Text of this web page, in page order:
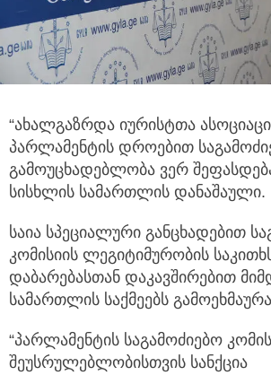
“ახალგაზრდა იურისტთა
პარლამენტის დროებით
გამოუცხადებლობა ვერ
სისხლის სამართლის დანაშაული.
საია სპეციალური განცხადებით
კომისიის ლეგიტიმურობის
დაბარებასთან დაკავშირებით
სამართლის საქმეებს
“პარლამენტის საგამოძიებო
შეუსრულებლობისთვის სანქცია